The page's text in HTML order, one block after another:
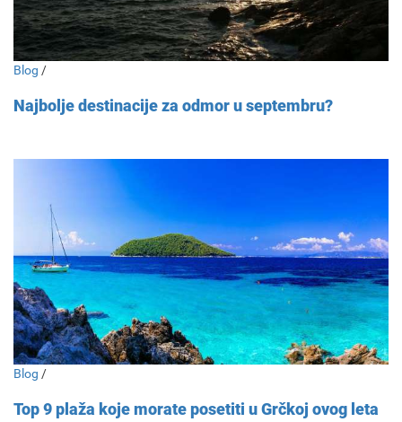
Blog /
Najbolje destinacije za odmor u septembru?
Blog /
Top 9 plaža koje morate posetiti u Grčkoj ovog leta